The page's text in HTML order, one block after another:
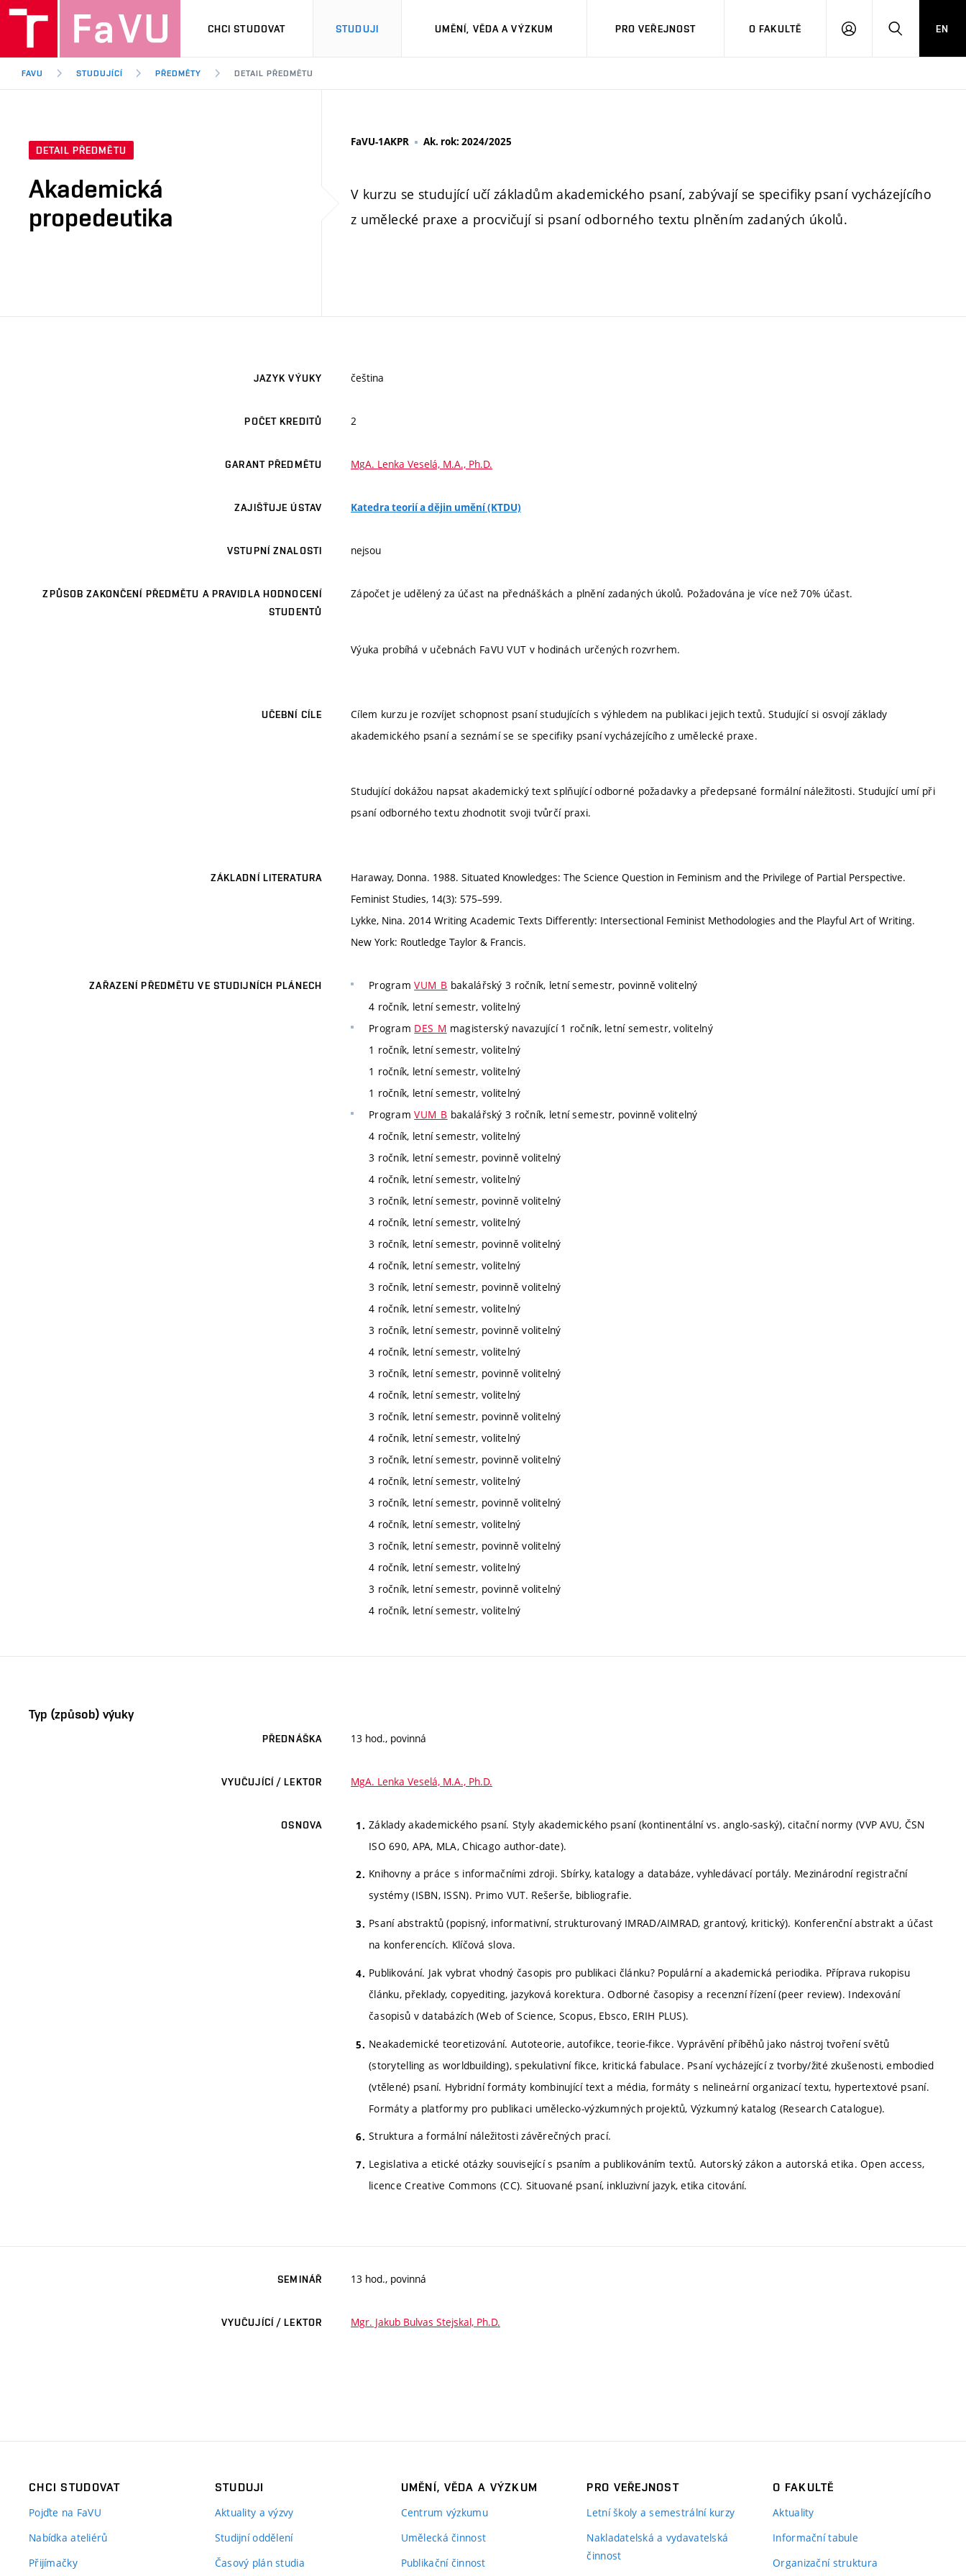
CHCI STUDOVAT STUDUJI UMĚNÍ, VĚDA A VÝZKUM PRO VEŘEJNOST O FAKULTĚ
PŘIHLÁSITHLEDAT
EN
FAVU STUDUJÍCÍ PŘEDMĚTY DETAIL PŘEDMĚTU
DETAIL PŘEDMĚTU
Akademická
propedeutika
FaVU-1AKPR Ak. rok: 2024/2025
V kurzu se studující učí základům akademického psaní, zabývají se specifiky psaní vycházejícího
z umělecké praxe a procvičují si psaní odborného textu plněním zadaných úkolů.
JAZYK VÝUKY čeština
POČET KREDITŮ 2
GARANT PŘEDMĚTU MgA. Lenka Veselá, M.A., Ph.D.
ZAJIŠŤUJE ÚSTAV Katedra teorií a dějin umění (KTDU)
VSTUPNÍ ZNALOSTI nejsou
ZPŮSOB ZAKONČENÍ PŘEDMĚTU A PRAVIDLA HODNOCENÍ
STUDENTŮ
Zápočet je udělený za účast na přednáškách a plnění zadaných úkolů. Požadována je více než 70% účast.
Výuka probíhá v učebnách FaVU VUT v hodinách určených rozvrhem.
UČEBNÍ CÍLE
Cílem kurzu je rozvíjet schopnost psaní studujících s výhledem na publikaci jejich textů. Studující si osvojí základy
akademického psaní a seznámí se se specifiky psaní vycházejícího z umělecké praxe.
Studující dokážou napsat akademický text splňující odborné požadavky a předepsané formální náležitosti. Studující umí při
psaní odborného textu zhodnotit svoji tvůrčí praxi.
ZÁKLADNÍ LITERATURA
Haraway, Donna. 1988. Situated Knowledges: The Science Question in Feminism and the Privilege of Partial Perspective.
Feminist Studies, 14(3): 575–599.
Lykke, Nina. 2014 Writing Academic Texts Differently: Intersectional Feminist Methodologies and the Playful Art of Writing.
New York: Routledge Taylor & Francis.
ZAŘAZENÍ PŘEDMĚTU VE STUDIJNÍCH PLÁNECH ProgramVUM_B bakalářský 3 ročník, letní semestr, povinně volitelný
4 ročník, letní semestr, volitelný
Program DES_M magisterský navazující 1 ročník, letní semestr, volitelný
1 ročník, letní semestr, volitelný
1 ročník, letní semestr, volitelný
1 ročník, letní semestr, volitelný
ProgramVUM_B bakalářský 3 ročník, letní semestr, povinně volitelný
4 ročník, letní semestr, volitelný
3 ročník, letní semestr, povinně volitelný
4 ročník, letní semestr, volitelný
3 ročník, letní semestr, povinně volitelný
4 ročník, letní semestr, volitelný
3 ročník, letní semestr, povinně volitelný
4 ročník, letní semestr, volitelný
3 ročník, letní semestr, povinně volitelný
4 ročník, letní semestr, volitelný
3 ročník, letní semestr, povinně volitelný
4 ročník, letní semestr, volitelný
3 ročník, letní semestr, povinně volitelný
4 ročník, letní semestr, volitelný
3 ročník, letní semestr, povinně volitelný
4 ročník, letní semestr, volitelný
3 ročník, letní semestr, povinně volitelný
4 ročník, letní semestr, volitelný
3 ročník, letní semestr, povinně volitelný
4 ročník, letní semestr, volitelný
3 ročník, letní semestr, povinně volitelný
4 ročník, letní semestr, volitelný
3 ročník, letní semestr, povinně volitelný
4 ročník, letní semestr, volitelný
Typ (způsob) výuky
PŘEDNÁŠKA 13 hod., povinná
VYUČUJÍCÍ / LEKTOR MgA. Lenka Veselá, M.A., Ph.D.
OSNOVA
Základy akademického psaní. Styly akademického psaní (kontinentální vs. anglo-saský), citační normy (VVP AVU, ČSN
ISO 690, APA, MLA, Chicago author-date).
Knihovny a práce s informačními zdroji. Sbírky, katalogy a databáze, vyhledávací portály. Mezinárodní registrační
systémy (ISBN, ISSN). Primo VUT. Rešerše, bibliografie.
Psaní abstraktů (popisný, informativní, strukturovaný IMRAD/AIMRAD, grantový, kritický). Konferenční abstrakt a účast
na konferencích. Klíčová slova.
Publikování. Jak vybrat vhodný časopis pro publikaci článku? Populární a akademická periodika. Příprava rukopisu
článku, překlady, copyediting, jazyková korektura. Odborné časopisy a recenzní řízení (peer review). Indexování
časopisů v databázích (Web of Science, Scopus, Ebsco, ERIH PLUS).
Neakademické teoretizování. Autoteorie, autofikce, teorie-fikce. Vyprávění příběhů jako nástroj tvoření světů
(storytelling as worldbuilding), spekulativní fikce, kritická fabulace. Psaní vycházející z tvorby/žité zkušenosti, embodied
(vtělené) psaní. Hybridní formáty kombinující text a média, formáty s nelineární organizací textu, hypertextové psaní.
Formáty a platformy pro publikaci umělecko-výzkumných projektů, Výzkumný katalog (Research Catalogue).
Struktura a formální náležitosti závěrečných prací.
Legislativa a etické otázky související s psaním a publikováním textů. Autorský zákon a autorská etika. Open access,
licence Creative Commons (CC). Situované psaní, inkluzivní jazyk, etika citování.
SEMINÁŘ 13 hod., povinná
VYUČUJÍCÍ / LEKTOR Mgr. Jakub Bulvas Stejskal, Ph.D.
CHCI STUDOVAT
Pojďte na FaVU
Nabídka ateliérů
Přijímačky
STUDUJI
Aktuality a výzvy
Studijní oddělení
Časový plán studia
UMĚNÍ, VĚDA A VÝZKUM
Centrum výzkumu
Umělecká činnost
Publikační činnost
PRO VEŘEJNOST
Letní školy a semestrální kurzy
Nakladatelská a vydavatelská
činnost
O FAKULTĚ
Aktuality
Informační tabule
Organizační struktura